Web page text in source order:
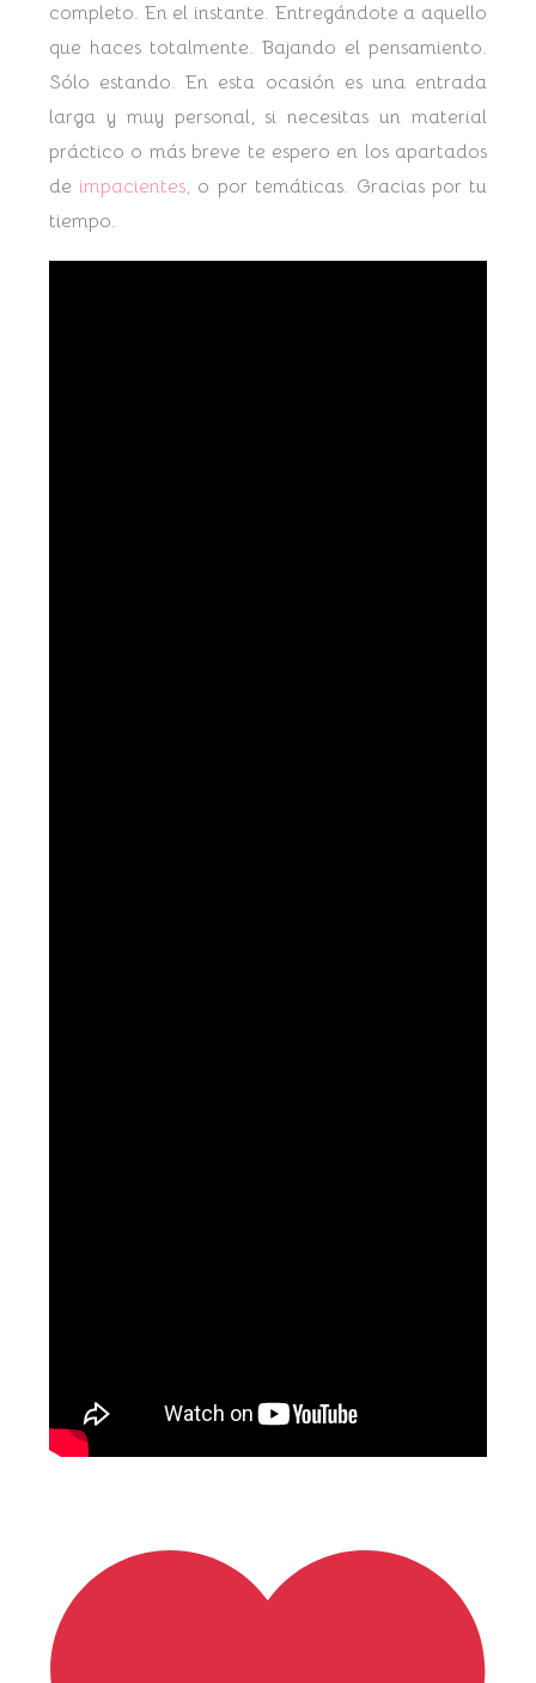
completo. En el instante. Entregándote a aquello
que haces totalmente. Bajando el pensamiento.
Sólo estando. En esta ocasión es una entrada
larga y muy personal, si necesitas un material
práctico o más breve te espero en los apartados
de impacientes, o por temáticas. Gracias por tu
tiempo.